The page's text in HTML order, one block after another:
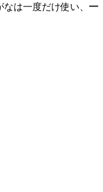
は一度だけ使い、 一